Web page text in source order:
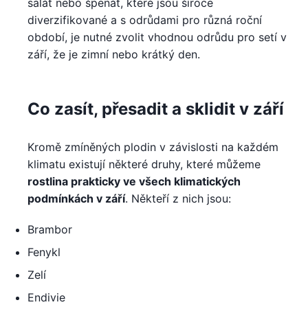
diverzifikované a s odrůdami pro různá roční
období, je nutné zvolit vhodnou odrůdu pro setí v
září, že je zimní nebo krátký den.
Co zasít, přesadit a sklidit v září
Kromě zmíněných plodin v závislosti na každém
klimatu existují některé druhy, které můžeme
rostlina prakticky ve všech klimatických
podmínkách v září. Někteří z nich jsou:
Brambor
Fenykl
Zelí
Endivie